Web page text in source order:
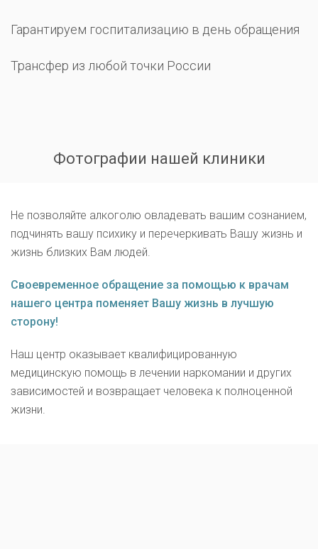
Гарантируем госпитализацию в день обращения
Трансфер из любой точки России
Фотографии нашей клиники
Не позволяйте алкоголю овладевать вашим сознанием,
подчинять вашу психику и перечеркивать Вашу жизнь и
жизнь близких Вам людей.
Своевременное обращение за помощью к врачам
нашего центра поменяет Вашу жизнь в лучшую
сторону!
Наш центр оказывает квалифицированную
медицинскую помощь в лечении наркомании и других
зависимостей и возвращает человека к полноценной
жизни.